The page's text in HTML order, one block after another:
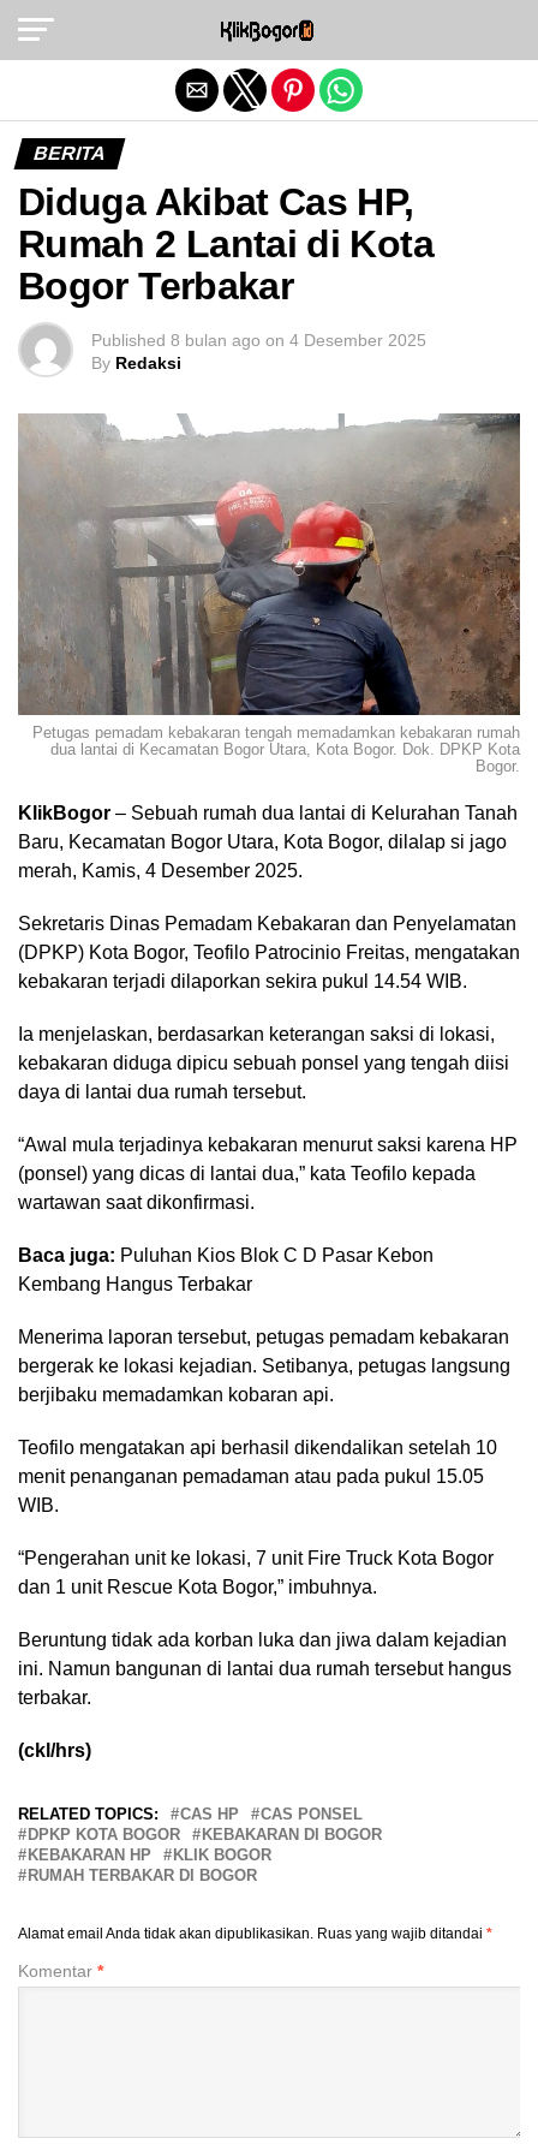
BERITA
Diduga Akibat Cas HP,
Rumah 2 Lantai di Kota
Bogor Terbakar
Published 8 bulan ago on 4 Desember 2025
By Redaksi
Petugas pemadam kebakaran tengah memadamkan kebakaran rumah
dua lantai di Kecamatan Bogor Utara, Kota Bogor. Dok. DPKP Kota
Bogor.
KlikBogor – Sebuah rumah dua lantai di Kelurahan Tanah
Baru, Kecamatan Bogor Utara, Kota Bogor, dilalap si jago
merah, Kamis, 4 Desember 2025.
Sekretaris Dinas Pemadam Kebakaran dan Penyelamatan
(DPKP) Kota Bogor, Teofilo Patrocinio Freitas, mengatakan
kebakaran terjadi dilaporkan sekira pukul 14.54 WIB.
Ia menjelaskan, berdasarkan keterangan saksi di lokasi,
kebakaran diduga dipicu sebuah ponsel yang tengah diisi
daya di lantai dua rumah tersebut.
“Awal mula terjadinya kebakaran menurut saksi karena HP
(ponsel) yang dicas di lantai dua,” kata Teofilo kepada
wartawan saat dikonfirmasi.
Baca juga: Puluhan Kios Blok C D Pasar Kebon
Kembang Hangus Terbakar
Menerima laporan tersebut, petugas pemadam kebakaran
bergerak ke lokasi kejadian. Setibanya, petugas langsung
berjibaku memadamkan kobaran api.
Teofilo mengatakan api berhasil dikendalikan setelah 10
menit penanganan pemadaman atau pada pukul 15.05
WIB.
“Pengerahan unit ke lokasi, 7 unit Fire Truck Kota Bogor
dan 1 unit Rescue Kota Bogor,” imbuhnya.
Beruntung tidak ada korban luka dan jiwa dalam kejadian
ini. Namun bangunan di lantai dua rumah tersebut hangus
terbakar.
(ckl/hrs)
RELATED TOPICS: CAS HP
CAS PONSEL
DPKP KOTA BOGOR
KEBAKARAN DI BOGOR
KEBAKARAN HP
KLIK BOGOR
RUMAH TERBAKAR DI BOGOR
Alamat email Anda tidak akan dipublikasikan. Ruas yang wajib ditandai *
Komentar *
Exit mobile version